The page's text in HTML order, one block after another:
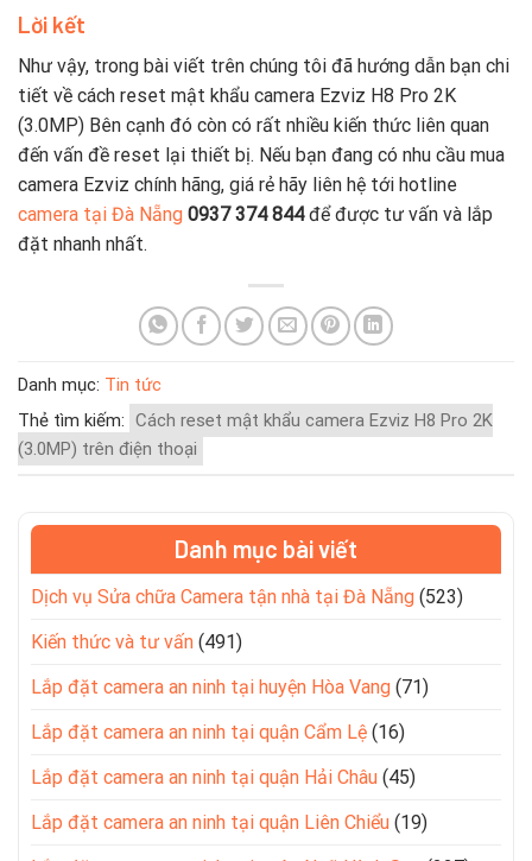
Lời kết
Như vậy, trong bài viết trên chúng tôi đã hướng dẫn bạn chi
tiết về cách reset mật khẩu camera Ezviz H8 Pro 2K
(3.0MP) Bên cạnh đó còn có rất nhiều kiến thức liên quan
đến vấn đề reset lại thiết bị. Nếu bạn đang có nhu cầu mua
camera Ezviz chính hãng, giá rẻ hãy liên hệ tới hotline
camera tại Đà Nẵng 0937 374 844để được tư vấn và lắp
đặt nhanh nhất.
Danh mục: Tin tức
Thẻ tìm kiếm: Cách reset mật khẩu camera Ezviz H8 Pro 2K
(3.0MP) trên điện thoại
Danh mục bài viết
Dịch vụ Sửa chữa Camera tận nhà tại Đà Nẵng (523)
Kiến thức và tư vấn (491)
Lắp đặt camera an ninh tại huyện Hòa Vang (71)
Lắp đặt camera an ninh tại quận Cẩm Lệ (16)
Lắp đặt camera an ninh tại quận Hải Châu (45)
Lắp đặt camera an ninh tại quận Liên Chiểu (19)